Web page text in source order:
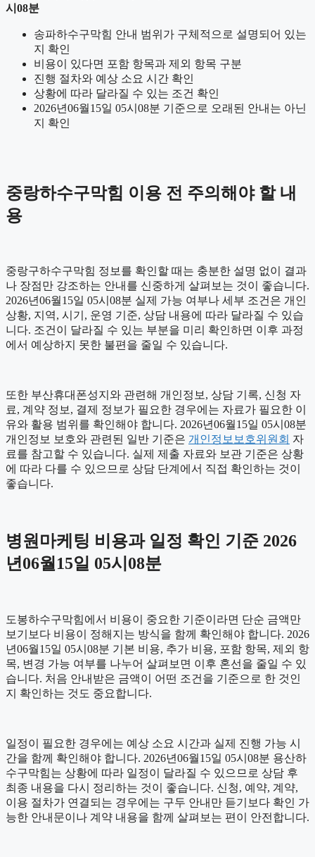
시08분
송파하수구막힘 안내 범위가 구체적으로 설명되어 있는
지 확인
비용이 있다면 포함 항목과 제외 항목 구분
진행 절차와 예상 소요 시간 확인
상황에 따라 달라질 수 있는 조건 확인
2026년06월15일 05시08분 기준으로 오래된 안내는 아닌
지 확인
중랑하수구막힘 이용 전 주의해야 할 내
용
중랑구하수구막힘 정보를 확인할 때는 충분한 설명 없이 결과
나 장점만 강조하는 안내를 신중하게 살펴보는 것이 좋습니다.
2026년06월15일 05시08분 실제 가능 여부나 세부 조건은 개인
상황, 지역, 시기, 운영 기준, 상담 내용에 따라 달라질 수 있습
니다. 조건이 달라질 수 있는 부분을 미리 확인하면 이후 과정
에서 예상하지 못한 불편을 줄일 수 있습니다.
또한 부산휴대폰성지와 관련해 개인정보, 상담 기록, 신청 자
료, 계약 정보, 결제 정보가 필요한 경우에는 자료가 필요한 이
유와 활용 범위를 확인해야 합니다. 2026년06월15일 05시08분
개인정보 보호와 관련된 일반 기준은 개인정보보호위원회 자
료를 참고할 수 있습니다. 실제 제출 자료와 보관 기준은 상황
에 따라 다를 수 있으므로 상담 단계에서 직접 확인하는 것이
좋습니다.
병원마케팅 비용과 일정 확인 기준 2026
년06월15일 05시08분
도봉하수구막힘에서 비용이 중요한 기준이라면 단순 금액만
보기보다 비용이 정해지는 방식을 함께 확인해야 합니다. 2026
년06월15일 05시08분 기본 비용, 추가 비용, 포함 항목, 제외 항
목, 변경 가능 여부를 나누어 살펴보면 이후 혼선을 줄일 수 있
습니다. 처음 안내받은 금액이 어떤 조건을 기준으로 한 것인
지 확인하는 것도 중요합니다.
일정이 필요한 경우에는 예상 소요 시간과 실제 진행 가능 시
간을 함께 확인해야 합니다. 2026년06월15일 05시08분 용산하
수구막힘는 상황에 따라 일정이 달라질 수 있으므로 상담 후
최종 내용을 다시 정리하는 것이 좋습니다. 신청, 예약, 계약,
이용 절차가 연결되는 경우에는 구두 안내만 듣기보다 확인 가
능한 안내문이나 계약 내용을 함께 살펴보는 편이 안전합니다.